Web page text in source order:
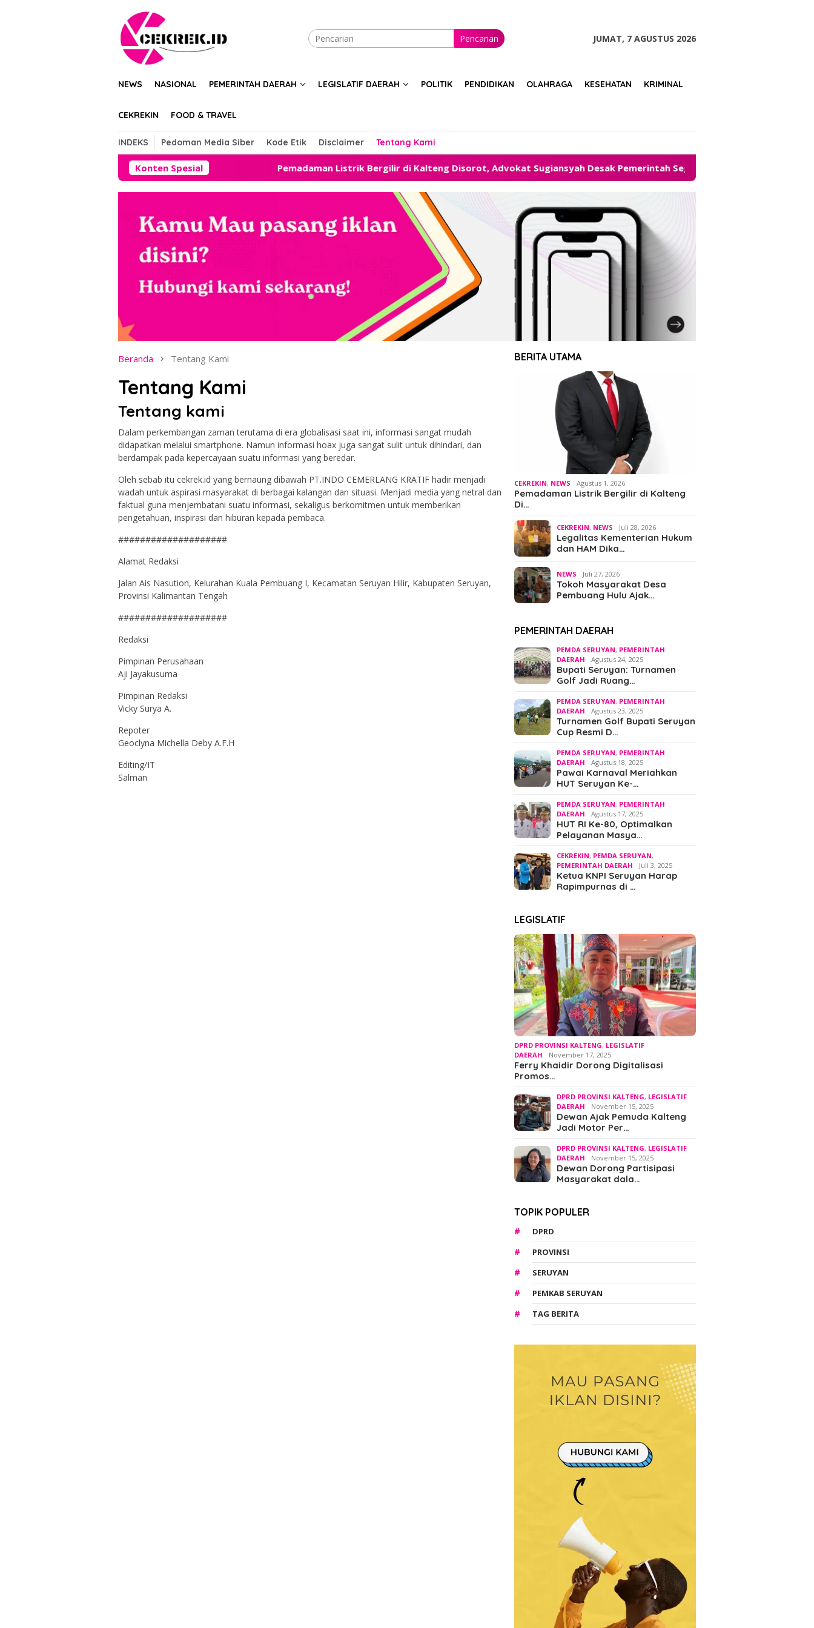
Pencarian JUMAT, 7 AGUSTUS 2026
NEWS NASIONAL PEMERINTAH DAERAH LEGISLATIF DAERAH POLITIK PENDIDIKAN OLAHRAGA KESEHATAN KRIMINAL
CEKREKIN FOOD & TRAVEL
INDEKS Pedoman Media Siber Kode Etik Disclaimer Tentang Kami
Konten Spesial Pemadaman Listrik Bergilir di Kalteng Disorot, Advokat Sugiansyah Desak Pemerintah Segera Hadirkan Solusi
Beranda Tentang Kami
Tentang Kami
Tentang kami
Dalam perkembangan zaman terutama di era globalisasi saat ini, informasi sangat mudah
didapatkan melalui smartphone. Namun informasi hoax juga sangat sulit untuk dihindari, dan
berdampak pada kepercayaan suatu informasi yang beredar.
Oleh sebab itu cekrek.id yang bernaung dibawah PT.INDO CEMERLANG KRATIF hadir menjadi
wadah untuk aspirasi masyarakat di berbagai kalangan dan situasi. Menjadi media yang netral dan
faktual guna menjembatani suatu informasi, sekaligus berkomitmen untuk memberikan
pengetahuan, inspirasi dan hiburan kepada pembaca.
####################
Alamat Redaksi
Jalan Ais Nasution, Kelurahan Kuala Pembuang I, Kecamatan Seruyan Hilir, Kabupaten Seruyan,
Provinsi Kalimantan Tengah
####################
Redaksi
Pimpinan Perusahaan
Aji Jayakusuma
Pimpinan Redaksi
Vicky Surya A.
Repoter
Geoclyna Michella Deby A.F.H
Editing/IT
Salman
BERITA UTAMA
CEKREKIN, NEWS Agustus 1, 2026
Pemadaman Listrik Bergilir di Kalteng
Di…
CEKREKIN, NEWS Juli 28, 2026
Legalitas Kementerian Hukum
dan HAM Dika…
NEWS Juli 27, 2026
Tokoh Masyarakat Desa
Pembuang Hulu Ajak…
PEMERINTAH DAERAH
PEMDA SERUYAN, PEMERINTAH
DAERAH
Agustus 24, 2025
Bupati Seruyan: Turnamen
Golf Jadi Ruang…
PEMDA SERUYAN, PEMERINTAH
DAERAH
Agustus 23, 2025
Turnamen Golf Bupati Seruyan
Cup Resmi D…
PEMDA SERUYAN, PEMERINTAH
DAERAH
Agustus 18, 2025
Pawai Karnaval Meriahkan
HUT Seruyan Ke-…
PEMDA SERUYAN, PEMERINTAH
DAERAH
Agustus 17, 2025
HUT RI Ke-80, Optimalkan
Pelayanan Masya…
CEKREKIN, PEMDA SERUYAN,
PEMERINTAH DAERAH
Juli 3, 2025
Ketua KNPI Seruyan Harap
Rapimpurnas di …
LEGISLATIF
DPRD PROVINSI KALTENG, LEGISLATIF
DAERAH
November 17, 2025
Ferry Khaidir Dorong Digitalisasi
Promos…
DPRD PROVINSI KALTENG, LEGISLATIF
DAERAH
November 15, 2025
Dewan Ajak Pemuda Kalteng
Jadi Motor Per…
DPRD PROVINSI KALTENG, LEGISLATIF
DAERAH
November 15, 2025
Dewan Dorong Partisipasi
Masyarakat dala…
TOPIK POPULER
DPRD
PROVINSI
SERUYAN
PEMKAB SERUYAN
TAG BERITA